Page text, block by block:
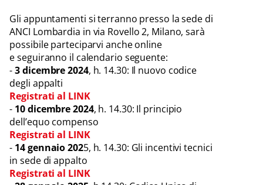
Gli appuntamenti si terranno presso la sede di
ANCI Lombardia in via Rovello 2, Milano, sarà
possibile parteciparvi anche online
e seguiranno il calendario seguente:
-3 dicembre 2024, h. 14.30: Il nuovo codice
degli appalti
Registrati al LINK
- 10 dicembre 2024, h. 14.30: Il principio
dell’equo compenso
Registrati al LINK
- 14 gennaio 2025, h. 14.30: Gli incentivi tecnici
in sede di appalto
Registrati al LINK